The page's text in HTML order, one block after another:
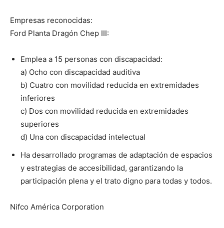
Empresas reconocidas:
Ford Planta Dragón Chep III:
Emplea a 15 personas con discapacidad:
a) Ocho con discapacidad auditiva
b) Cuatro con movilidad reducida en extremidades
inferiores
c) Dos con movilidad reducida en extremidades
superiores
d) Una con discapacidad intelectual
Ha desarrollado programas de adaptación de espacios
y estrategias de accesibilidad, garantizando la
participación plena y el trato digno para todas y todos.
Nifco América Corporation